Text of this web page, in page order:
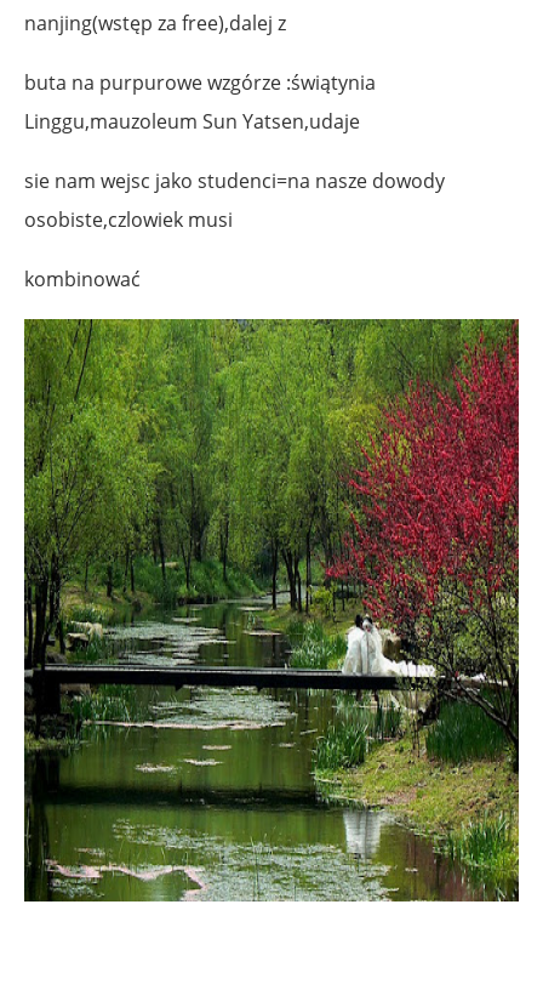
nanjing(wstęp za free),dalej z
buta na purpurowe wzgórze :świątynia
Linggu,mauzoleum Sun Yatsen,udaje
sie nam wejsc jako studenci=na nasze dowody
osobiste,czlowiek musi
kombinować